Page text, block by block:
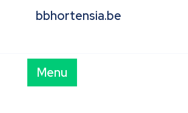
bbhortensia.be
Menu